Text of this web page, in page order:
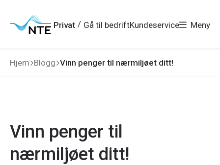
hovedmeny
søk
hovedinnhold
bunnområde
Privat / Gå til bedriftKundeservice Meny
Hjem Blogg Vinn penger til nærmiljøet ditt!
Vinn penger til
nærmiljøet ditt!